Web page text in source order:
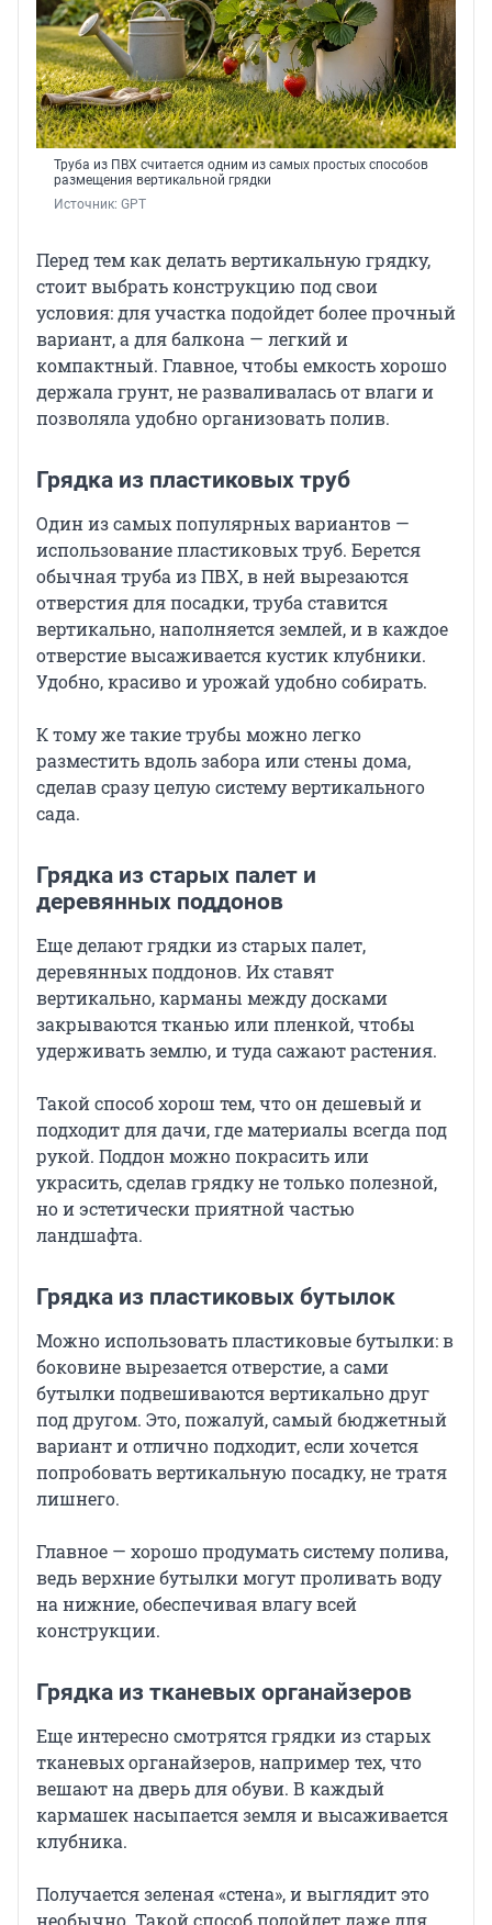
Труба из ПВХ считается одним из самых простых способов
размещения вертикальной грядки
Источник: GPT
Перед тем как делать вертикальную грядку,
стоит выбрать конструкцию под свои
условия: для участка подойдет более прочный
вариант, а для балкона — легкий и
компактный. Главное, чтобы емкость хорошо
держала грунт, не разваливалась от влаги и
позволяла удобно организовать полив.
Грядка из пластиковых труб
Один из самых популярных вариантов —
использование пластиковых труб. Берется
обычная труба из ПВХ, в ней вырезаются
отверстия для посадки, труба ставится
вертикально, наполняется землей, и в каждое
отверстие высаживается кустик клубники.
Удобно, красиво и урожай удобно собирать.
К тому же такие трубы можно легко
разместить вдоль забора или стены дома,
сделав сразу целую систему вертикального
сада.
Грядка из старых палет и
деревянных поддонов
Еще делают грядки из старых палет,
деревянных поддонов. Их ставят
вертикально, карманы между досками
закрываются тканью или пленкой, чтобы
удерживать землю, и туда сажают растения.
Такой способ хорош тем, что он дешевый и
подходит для дачи, где материалы всегда под
рукой. Поддон можно покрасить или
украсить, сделав грядку не только полезной,
но и эстетически приятной частью
ландшафта.
Грядка из пластиковых бутылок
Можно использовать пластиковые бутылки: в
боковине вырезается отверстие, а сами
бутылки подвешиваются вертикально друг
под другом. Это, пожалуй, самый бюджетный
вариант и отлично подходит, если хочется
попробовать вертикальную посадку, не тратя
лишнего.
Главное — хорошо продумать систему полива,
ведь верхние бутылки могут проливать воду
на нижние, обеспечивая влагу всей
конструкции.
Грядка из тканевых органайзеров
Еще интересно смотрятся грядки из старых
тканевых органайзеров, например тех, что
вешают на дверь для обуви. В каждый
кармашек насыпается земля и высаживается
клубника.
Получается зеленая «стена», и выглядит это
необычно. Такой способ подойдет даже для